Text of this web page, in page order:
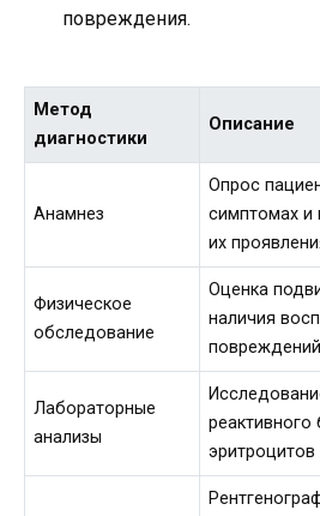
повреждения.
Метод
диагностики
Описание
Анамнез
Опрос
симптомах и
их
Физическое
обследование
Оценка
наличия
Лабораторные
анализы
эритроцитов